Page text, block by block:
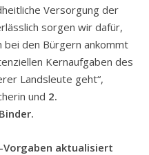
Versorgung der
sorgen wir dafür,
bei den Bürgern ankommt
Kernaufgaben des
Landsleute geht“,
und 2.
Vorgaben aktualisiert